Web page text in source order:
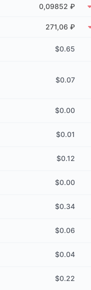
0,09852 ₽
271,06 ₽
$0.65
$0.07
$0.00
$0.01
$0.12
$0.00
$0.34
$0.06
$0.04
$0.22